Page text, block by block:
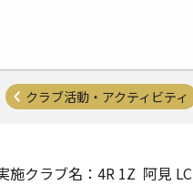
クラブ活動・アクティビティ
施クラブ名：4R 1Z 阿見 LC